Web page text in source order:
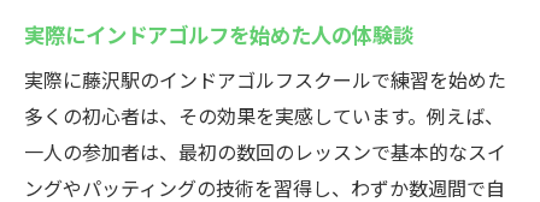
初心者向けの特典やサービスの説明
不安を解消するカスタマーサポート体制
実際に通う人の声から見る安心感
初心者が安心して続けられるプランの紹介
実際にインドアゴルフを始めた人の体験談
実際に藤沢駅のインドアゴルフスクールで練習を始めた
多くの初心者は、その効果を実感しています。例えば、
一人の参加者は、最初の数回のレッスンで基本的なスイ
ングやパッティングの技術を習得し、わずか数週間で自